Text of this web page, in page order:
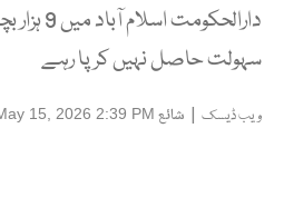
سہولت حاصل نہیں کر پا رہے
ویب ڈیسک | شائع 15, 2026 2:39 PM